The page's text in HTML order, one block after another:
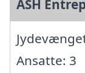
ASH
Ansatte: 3